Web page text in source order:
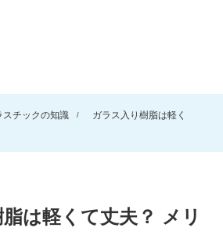
スチックの知識
ガラス入り樹脂は軽く
は軽くて丈夫？ メリ